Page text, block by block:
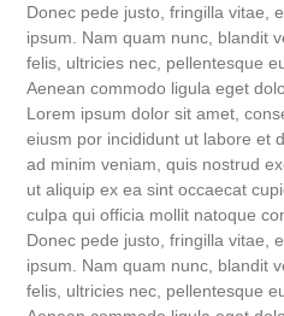
Donec pede justo, fringilla vitae,
ipsum. Nam quam nunc, blandit
felis, ultricies nec, pellentesque
Aenean commodo ligula eget
Lorem ipsum dolor sit amet,
eiusm por incididunt ut labore et
ad minim veniam, quis nostrud
ut aliquip ex ea sint occaecat
culpa qui officia mollit natoque
Donec pede justo, fringilla vitae,
ipsum. Nam quam nunc, blandit
felis, ultricies nec, pellentesque